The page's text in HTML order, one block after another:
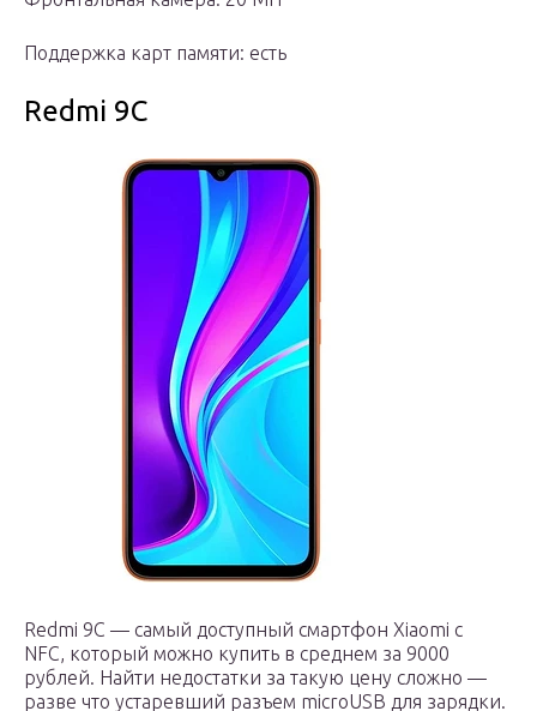
Поддержка карт памяти: есть
Redmi 9C
Redmi 9C — самый доступный смартфон Xiaomi с
NFC, который можно купить в среднем за 9000
рублей. Найти недостатки за такую цену сложно —
разве что устаревший разъем microUSB для зарядки.